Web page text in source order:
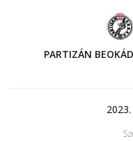
PARTIZÁN BEOKÁD